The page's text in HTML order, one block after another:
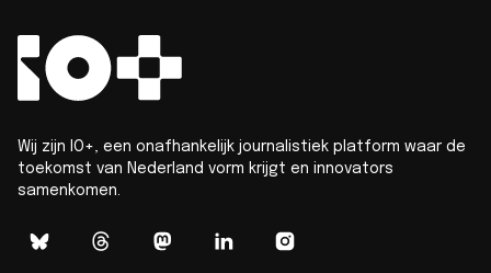
Wij zijn IO+, een onafhankelijk journalistiek platform waar de
toekomst van Nederland vorm krijgt en innovators
samenkomen.